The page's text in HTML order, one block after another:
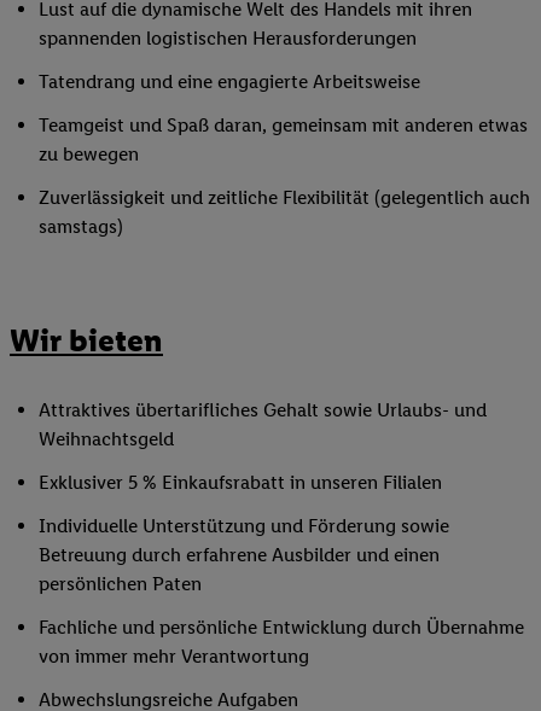
Lust auf die dynamische Welt des Handels mit ihren
spannenden logistischen Herausforderungen
Tatendrang und eine engagierte Arbeitsweise
Teamgeist und Spaß daran, gemeinsam mit anderen etwas
zu bewegen
Zuverlässigkeit und zeitliche Flexibilität (gelegentlich auch
samstags)
Wir bieten
Attraktives übertarifliches Gehalt sowie Urlaubs- und
Weihnachtsgeld
Exklusiver 5 % Einkaufsrabatt in unseren Filialen
Individuelle Unterstützung und Förderung sowie
Betreuung durch erfahrene Ausbilder und einen
persönlichen Paten
Fachliche und persönliche Entwicklung durch Übernahme
von immer mehr Verantwortung
Abwechslungsreiche Aufgaben